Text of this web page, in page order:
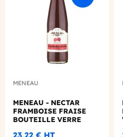
MENEAU
MENEAU - NECTAR
FRAMBOISE FRAISE
BOUTEILLE VERRE
23,22 € HT